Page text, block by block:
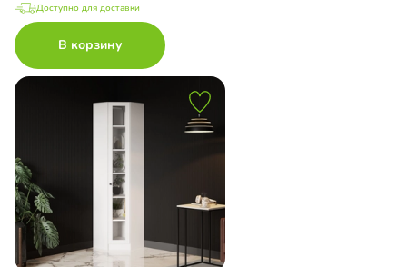
Доступно для доставки
В корзину